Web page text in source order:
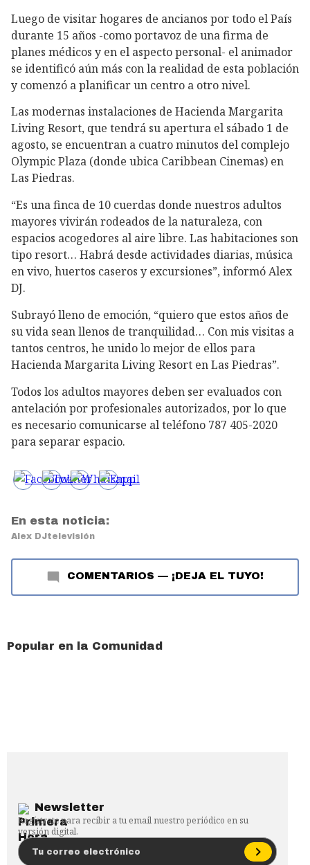
Luego de visitar hogares de ancianos por todo el País
durante 15 años -como portavoz de una firma de
planes médicos y en el aspecto personal- el animador
se identificó aún más con la realidad de esta población
y comenzó a planificar un centro a otro nivel.
Las modernas instalaciones de Hacienda Margarita
Living Resort, que tendrá su apertura el sábado 1 de
agosto, se encuentran a cuatro minutos del complejo
Olympic Plaza (donde ubica Caribbean Cinemas) en
Las Piedras.
“Es una finca de 10 cuerdas donde nuestros adultos
mayores vivirán rodeados de la naturaleza, con
espacios acogedores al aire libre. Las habitaciones son
tipo resort… Habrá desde actividades diarias, música
en vivo, huertos caseros y excursiones”, informó Alex
DJ.
Subrayó lleno de emoción, “quiero que estos años de
su vida sean llenos de tranquilidad… Con mis visitas a
tantos centros, he unido lo mejor de ellos para
Hacienda Margarita Living Resort en Las Piedras”.
Todos los adultos mayores deben ser evaluados con
antelación por profesionales autorizados, por lo que
es necesario comunicarse al teléfono 787 405-2020
para separar espacio.
En esta noticia:
Alex DJtelevisión
COMENTARIOS — ¡DEJA EL TUYO!
Popular en la Comunidad
Newsletter
Regístrate para recibir a tu email nuestro periódico en su
versión digital.